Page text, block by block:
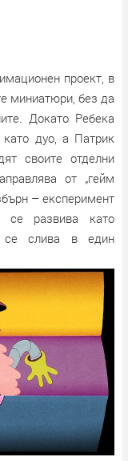
проект, в
миниатюри, без да
Докато Ребека
дуо, а Патрик
своите отделни
от „гейм
– експеримент
се развива като
се слива в един